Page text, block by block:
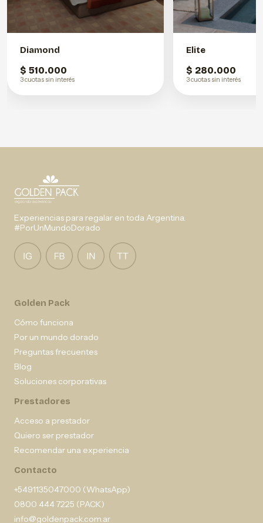
Diamond
$ 510.000
3 cuotas sin interés
Elite
$ 280.000
3 cuotas sin interés
Experiencias para regalar en toda Argentina.
#PorUnMundoDorado
Golden Pack
Cómo funciona
Por un mundo dorado
Preguntas frecuentes
Blog
Soluciones corporativas
Prestadores
Acceso a prestador
Quiero ser prestador
Recomendar una experiencia
Contacto
+5491135047000 (WhatsApp)
0800 444 7225 (PACK)
info@goldenpack.com.ar